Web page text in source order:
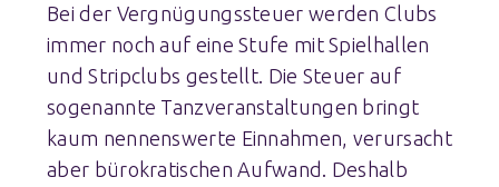
Bei der Vergnügungssteuer werden Clubs
immer noch auf eine Stufe mit Spielhallen
und Stripclubs gestellt. Die Steuer auf
sogenannte Tanzveranstaltungen bringt
kaum nennenswerte Einnahmen, verursacht
aber bürokratischen Aufwand. Deshalb